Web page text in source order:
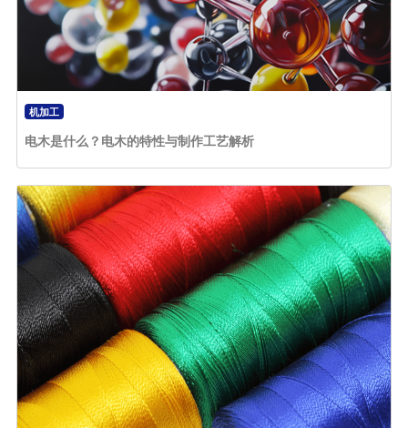
机加工
电木是什么？电木的特性与制作工艺解析